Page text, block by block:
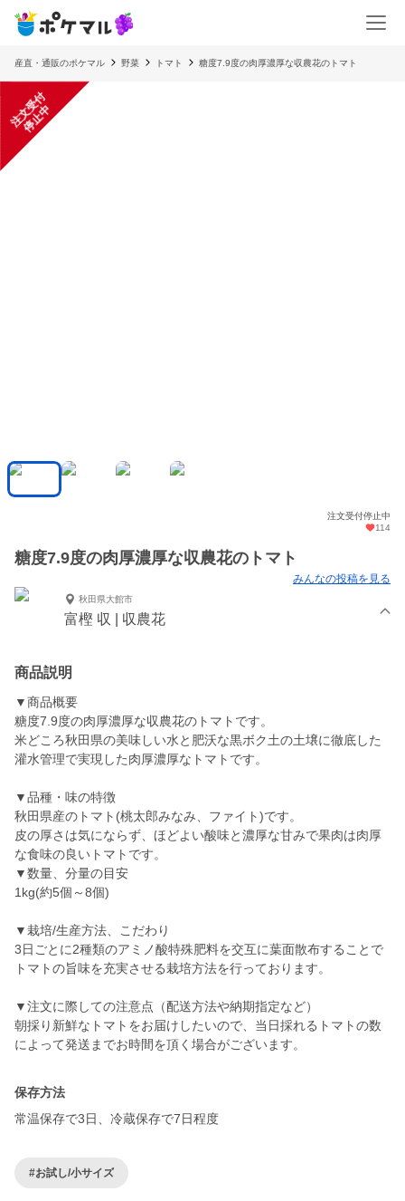
産直・通販のポケマル 野菜 トマト 糖度7.9度の肉厚濃厚な収農花のトマト
注
文
受
付
停
止
中
注文受付停止中
114
糖度7.9度の肉厚濃厚な収農花のトマト
みんなの投稿を見る
秋田県大館市
富樫 収 | 収農花
商品説明
▼商品概要
糖度7.9度の肉厚濃厚な収農花のトマトです。
米どころ秋田県の美味しい水と肥沃な黒ボク土の土壌に徹底した
灌水管理で実現した肉厚濃厚なトマトです。
▼品種・味の特徴
秋田県産のトマト(桃太郎みなみ、ファイト)です。
皮の厚さは気にならず、ほどよい酸味と濃厚な甘みで果肉は肉厚
な食味の良いトマトです。
▼数量、分量の目安
1kg(約5個～8個)
▼栽培/生産方法、こだわり
3日ごとに2種類のアミノ酸特殊肥料を交互に葉面散布することで
トマトの旨味を充実させる栽培方法を行っております。
▼注文に際しての注意点（配送方法や納期指定など）
朝採り新鮮なトマトをお届けしたいので、当日採れるトマトの数
によって発送までお時間を頂く場合がございます。
保存方法
常温保存で3日、冷蔵保存で7日程度
#お試し/小サイズ